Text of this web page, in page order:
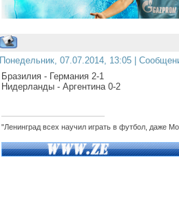
Понедельник, 07.07.2014, 13:05 |
Бразилия - Германия 2-1
Нидерланды - Аргентина 0-2
"Ленинград всех научил играть в футбол, даже